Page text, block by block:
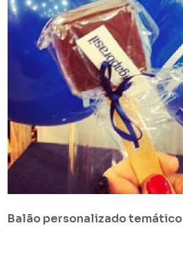
Balão personalizado temático